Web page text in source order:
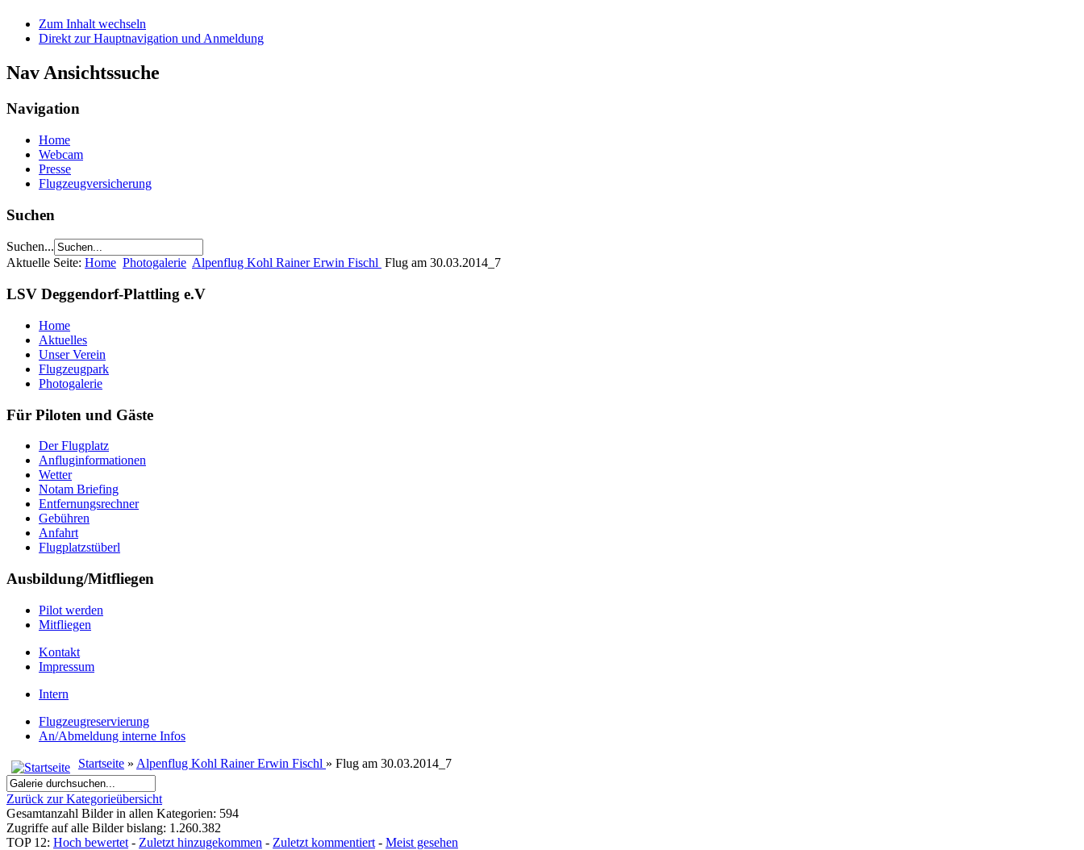
Zum Inhalt wechseln
Direkt zur Hauptnavigation und Anmeldung
Nav Ansichtssuche
Navigation
Home
Webcam
Presse
Flugzeugversicherung
Suchen
Suchen...
Aktuelle Seite: Home Photogalerie Alpenflug Kohl Rainer Erwin Fischl Flug am 30.03.2014_7
LSV Deggendorf-Plattling e.V
Home
Aktuelles
Unser Verein
Flugzeugpark
Photogalerie
Für Piloten und Gäste
Der Flugplatz
Anfluginformationen
Wetter
Notam Briefing
Entfernungsrechner
Gebühren
Anfahrt
Flugplatzstüberl
Ausbildung/Mitfliegen
Pilot werden
Mitfliegen
Kontakt
Impressum
Intern
Flugzeugreservierung
An/Abmeldung interne Infos
Startseite » Alpenflug Kohl Rainer Erwin Fischl » Flug am 30.03.2014_7
Zurück zur Kategorieübersicht
Gesamtanzahl Bilder in allen Kategorien: 594
Zugriffe auf alle Bilder bislang: 1.260.382
TOP 12: Hoch bewertet - Zuletzt hinzugekommen - Zuletzt kommentiert - Meist gesehen